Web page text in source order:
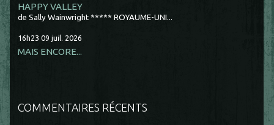
HAPPY VALLEY
de Sally Wainwright ***** ROYAUME-UNI...
16h23 09 juil. 2026
MAIS ENCORE...
COMMENTAIRES RÉCENTS